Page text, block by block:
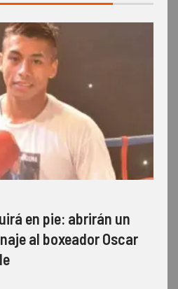
en pie: abrirán un
al boxeador Oscar